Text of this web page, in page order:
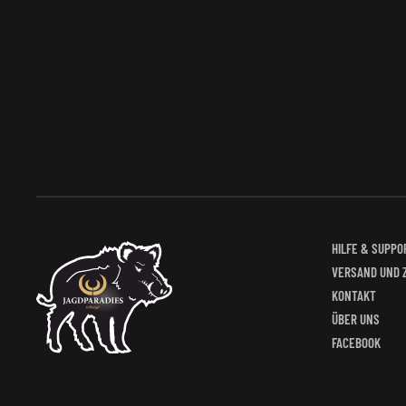
HILFE &
VERSAND UND
KONTAKT
ÜBER UNS
FACEBOOK